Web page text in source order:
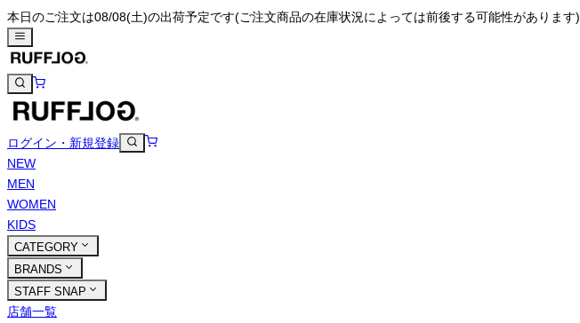
本日のご注文は08/08(土)の出荷予定です(ご注文商品の在庫状況によっては前後する可能性があります)
ログイン・新規登録
NEW
MEN
WOMEN
KIDS
CATEGORY
BRANDS
STAFF SNAP
店舗一覧